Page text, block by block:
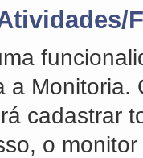
a
cadastrar
o